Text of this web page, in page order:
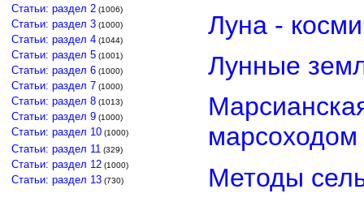
Статьи: раздел 2 (1006)
Статьи: раздел 3 (1000)
Статьи: раздел 4 (1044)
Статьи: раздел 5 (1001)
Статьи: раздел 6 (1000)
Статьи: раздел 7 (1000)
Статьи: раздел 8 (1013)
Статьи: раздел 9 (1000)
Статьи: раздел 10 (1000)
Статьи: раздел 11 (329)
Статьи: раздел 12 (1000)
Статьи: раздел 13 (730)
Луна -
Лунные
марсоходом
Методы